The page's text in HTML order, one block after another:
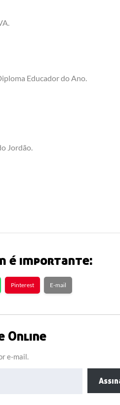
Educador do Ano.
Jordão.
é importante:
Pinterest E-mail
Online
e-mail.